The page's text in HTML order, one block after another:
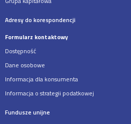
Adresy do korespondencji
Formularz kontaktowy
Dostępność
Dane osobowe
Informacja dla konsumenta
Informacja o strategii podatkowej
Fundusze unijne